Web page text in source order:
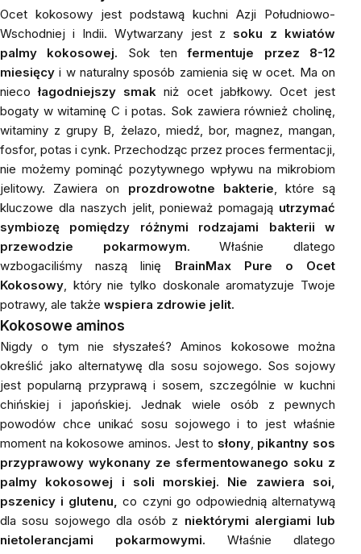
Ocet kokosowy jest podstawą kuchni Azji Południowo-
Wschodniej i Indii. Wytwarzany jest z soku z kwiatów
palmy kokosowej. Sok tenfermentuje przez 8-12
miesięcy i w naturalny sposób zamienia się w ocet. Ma on
niecołagodniejszy smak niż ocet jabłkowy. Ocet jest
bogaty w witaminę C i potas. Sok zawiera również cholinę,
witaminy z grupy B, żelazo, miedź, bor, magnez, mangan,
fosfor, potas i cynk. Przechodząc przez proces fermentacji,
nie możemy pominąć pozytywnego wpływu na mikrobiom
jelitowy. Zawiera on prozdrowotne bakterie, które są
kluczowe dla naszych jelit, ponieważ pomagają utrzymać
symbiozę pomiędzy różnymi rodzajami bakterii w
przewodzie pokarmowym. Właśnie dlatego
wzbogaciliśmy naszą linię BrainMax Pure o Ocet
Kokosowy, który nie tylko doskonale aromatyzuje Twoje
potrawy, ale także wspiera zdrowie jelit.
Kokosowe aminos
Nigdy o tym nie słyszałeś? Aminos kokosowe można
określić jako alternatywę dla sosu sojowego. Sos sojowy
jest popularną przyprawą i sosem, szczególnie w kuchni
chińskiej i japońskiej. Jednak wiele osób z pewnych
powodów chce unikać sosu sojowego i to jest właśnie
moment na kokosowe aminos. Jest to słony, pikantny sos
przyprawowy wykonany ze sfermentowanego soku z
palmy kokosowej i soli morskiej.
Nie zawiera soi,
pszenicy i glutenu, co czyni go odpowiednią alternatywą
dla sosu sojowego dla osób z niektórymi alergiami lub
nietolerancjami pokarmowymi. Właśnie dlatego